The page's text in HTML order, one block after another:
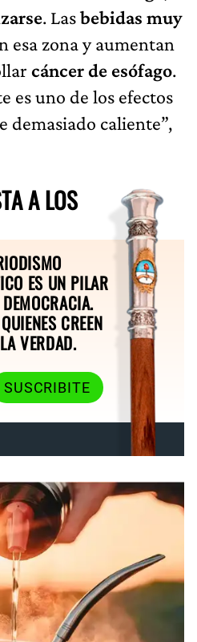
. Lasbebidas muy
esa zona y aumentan
cáncer de esófago.
es uno de los efectos
demasiado caliente”,
A LOS
ES UN PILAR
CREEN
VERDAD.
SUSCRIBITE